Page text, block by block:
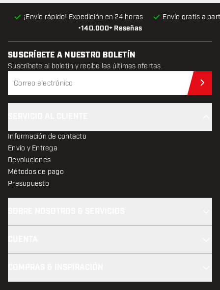
•140.000+ Reseñas
¡Envío rápido! Expedición en 24 horas Envío gratis a
SUSCRÍBETE A NUESTRO BOLETÍN
Suscríbete al boletín y recibe las últimas ofertas.
Información de contacto
Envío y Entrega
Devoluciones
Métodos de pago
Presupuesto